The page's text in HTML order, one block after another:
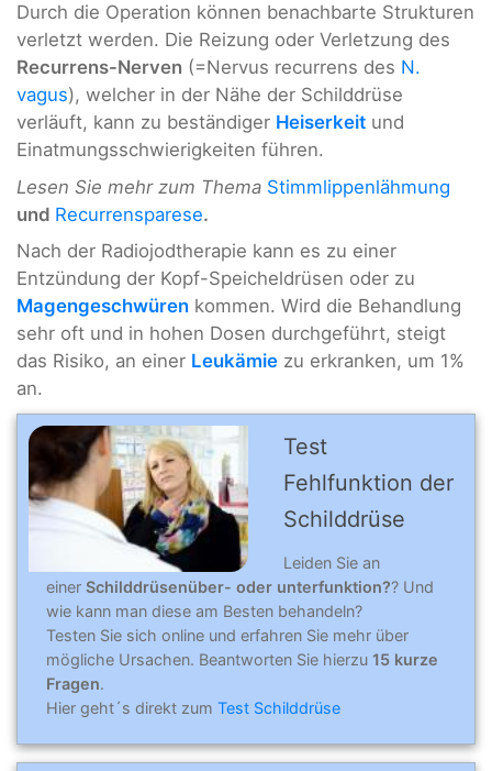
Durch die Operation können benachbarte Strukturen
verletzt werden. Die Reizung oder Verletzung des
Recurrens-Nerven (=Nervus recurrens des N.
vagus), welcher in der Nähe der Schilddrüse
verläuft, kann zu beständiger Heiserkeit und
Einatmungsschwierigkeiten führen.
Lesen Sie mehr zum Thema Stimmlippenlähmung
und Recurrensparese.
Nach der Radiojodtherapie kann es zu einer
Entzündung der Kopf-Speicheldrüsen oder zu
Magengeschwüren kommen. Wird die Behandlung
sehr oft und in hohen Dosen durchgeführt, steigt
das Risiko, an einer Leukämie zu erkranken, um 1%
an.
Test
Fehlfunktion der
Schilddrüse
Leiden Sie an
einer Schilddrüsenüber- oder unterfunktion?? Und
wie kann man diese am Besten behandeln?
Testen Sie sich online und erfahren Sie mehr über
mögliche Ursachen. Beantworten Sie hierzu 15 kurze
Fragen.
Hier geht´s direkt zum Test Schilddrüse